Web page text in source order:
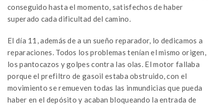
conseguido hasta el momento, satisfechos de haber
superado cada dificultad del camino.
El día 11, además de a un sueño reparador, lo dedicamos a
reparaciones. Todos los problemas tenían el mismo origen,
los pantocazos y golpes contra las olas. El motor fallaba
porque el prefiltro de gasoil estaba obstruido, con el
movimiento se remueven todas las inmundicias que pueda
haber en el depósito y acaban bloqueando la entrada de